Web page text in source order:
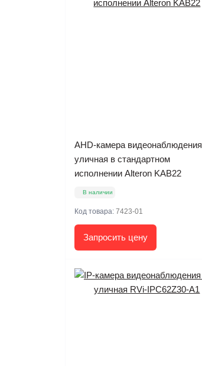
AHD-камера видеонаблюдения
уличная в стандартном
исполнении Alteron KAB22
В наличии
Код товара: 7423-01
Запросить цену